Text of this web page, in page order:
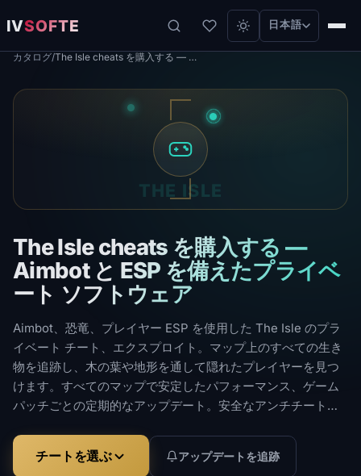
IVSOFTE 日本語
カタログ/ The Isle cheats を購入する — Aimbot と ESP を備えたプライベート ソフトウェア
The Isle cheats を購入する —
Aimbot と ESP を備えたプライベ
ート ソフトウェア
Aimbot、恐竜、プレイヤー ESP を使用した The Isle のプラ
イベート チート、エクスプロイト。マップ上のすべての生き
物を追跡し、木の葉や地形を通して隠れたプレイヤーを見つ
けます。すべてのマップで安定したパフォーマンス、ゲーム
パッチごとの定期的なアップデート。安全なアンチチートバ
リックで簡単にインストールでき、専用の技術サポートが提
供されます。
チートを選ぶ アップデートを追跡
THE ISLE